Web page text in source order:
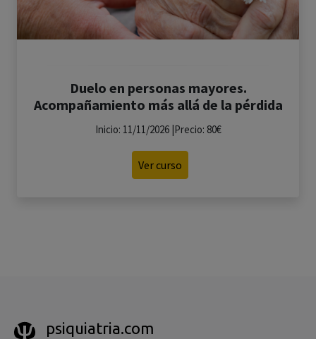
Duelo en personas mayores.
Acompañamiento más allá de la pérdida
Inicio: 11/11/2026 |Precio: 80€
Ver curso
psiquiatria.com